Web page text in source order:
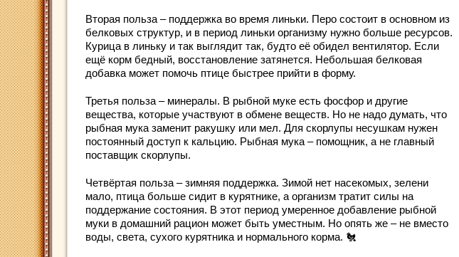
Вторая польза – поддержка во время линьки. Перо состоит в основном из
белковых структур, и в период линьки организму нужно больше ресурсов.
Курица в линьку и так выглядит так, будто её обидел вентилятор. Если
ещё корм бедный, восстановление затянется. Небольшая белковая
добавка может помочь птице быстрее прийти в форму.
Третья польза – минералы. В рыбной муке есть фосфор и другие
вещества, которые участвуют в обмене веществ. Но не надо думать, что
рыбная мука заменит ракушку или мел. Для скорлупы несушкам нужен
постоянный доступ к кальцию. Рыбная мука – помощник, а не главный
поставщик скорлупы.
Четвёртая польза – зимняя поддержка. Зимой нет насекомых, зелени
мало, птица больше сидит в курятнике, а организм тратит силы на
поддержание состояния. В этот период умеренное добавление рыбной
муки в домашний рацион может быть уместным. Но опять же – не вместо
воды, света, сухого курятника и нормального корма. 🐔